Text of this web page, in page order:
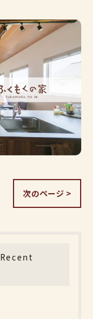
次のページ >
Recent